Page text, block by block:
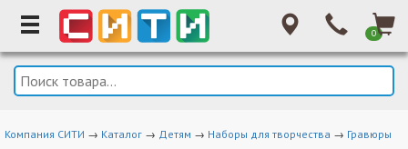
0
Компания СИТИ → Каталог → Детям → Наборы для творчества → Гравюры